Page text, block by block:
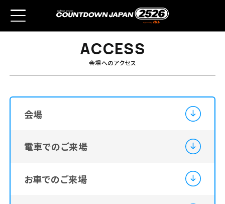
ACCESS
ACCESS
会場へのアクセス
会場
電車でのご来場
お車でのご来場